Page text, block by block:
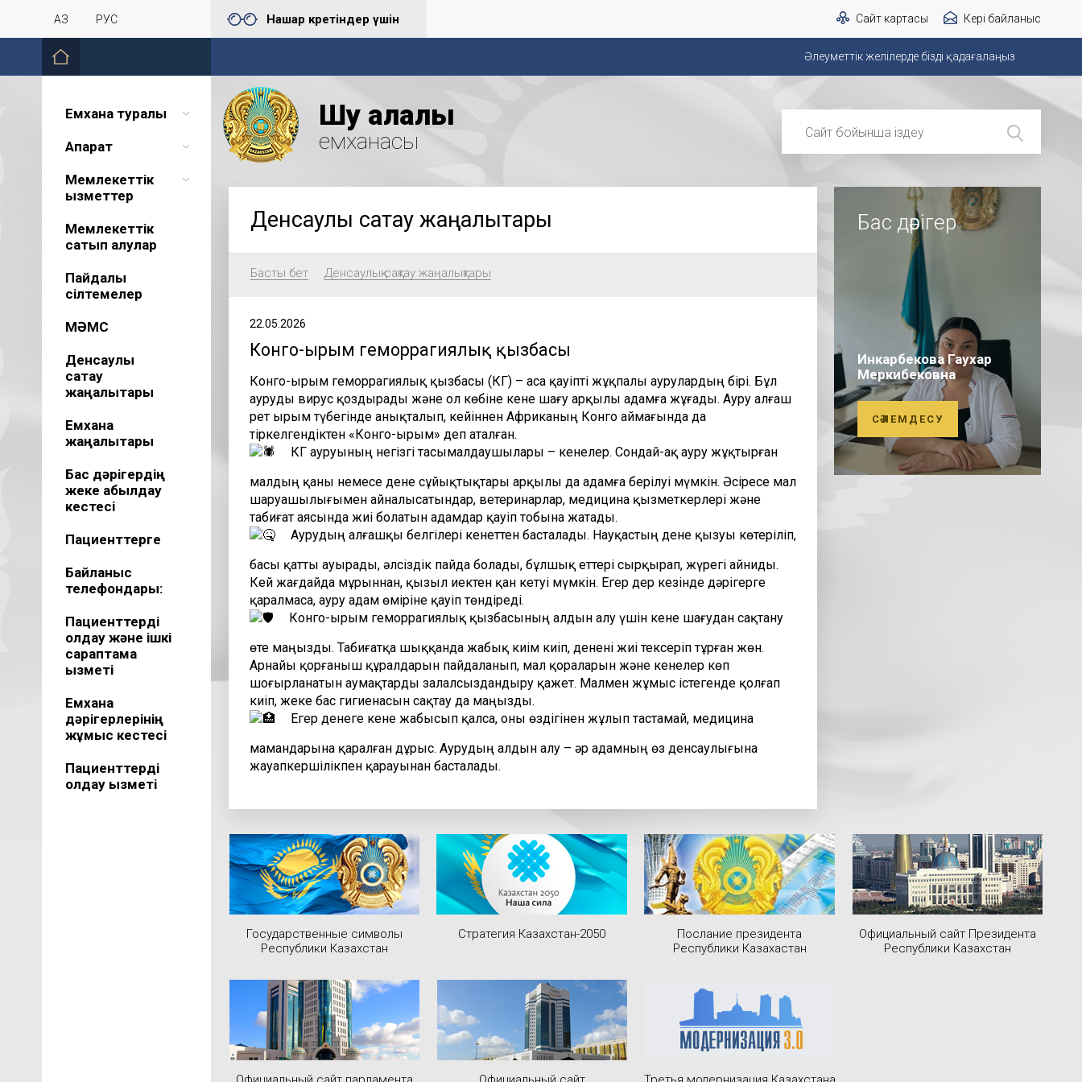
ҚАЗ РУС Нашар көретіндер үшін Сайт картасы Кері байланыс
Әлеуметтік желілерде бізді қадағалаңыз
Емхана туралы
Ақпарат
Мемлекеттік
қызметтер
Мемлекеттік
сатып алулар
Пайдалы
сілтемелер
МӘМС
Денсаулық
сақтау
жаңалықтары
Емхана
жаңалықтары
Бас дәрігердің
жеке қабылдау
кестесі
Пациенттерге
Байланыс
телефондары:
Пациенттерді
қолдау және ішкі
сараптама
қызметі
Емхана
дәрігерлерінің
жұмыс кестесі
Пациенттерді
қолдау қызметі
Шу қалалық
емханасы
Денсаулық сақтау жаңалықтары
Басты бет Денсаулық сақтау жаңалықтары
22.05.2026
Конго-Қырым геморрагиялық қызбасы
Конго-Қырым геморрагиялық қызбасы (КҚГҚ) – аса қауіпті жұқпалы аурулардың бірі. Бұл
ауруды вирус қоздырады және ол көбіне кене шағу арқылы адамға жұғады. Ауру алғаш
рет Қырым түбегінде анықталып, кейіннен Африканың Конго аймағында да
тіркелгендіктен «Конго-Қырым» деп аталған.
КҚГҚ ауруының негізгі тасымалдаушылары – кенелер. Сондай-ақ ауру жұқтырған
малдың қаны немесе дене сұйықтықтары арқылы да адамға берілуі мүмкін. Әсіресе мал
шаруашылығымен айналысатындар, ветеринарлар, медицина қызметкерлері және
табиғат аясында жиі болатын адамдар қауіп тобына жатады.
Аурудың алғашқы белгілері кенеттен басталады. Науқастың дене қызуы көтеріліп,
басы қатты ауырады, әлсіздік пайда болады, бұлшық еттері сырқырап, жүрегі айниды.
Кей жағдайда мұрыннан, қызыл иектен қан кетуі мүмкін. Егер дер кезінде дәрігерге
қаралмаса, ауру адам өміріне қауіп төндіреді.
Конго-Қырым геморрагиялық қызбасының алдын алу үшін кене шағудан сақтану
өте маңызды. Табиғатқа шыққанда жабық киім киіп, денені жиі тексеріп тұрған жөн.
Арнайы қорғаныш құралдарын пайдаланып, мал қораларын және кенелер көп
шоғырланатын аумақтарды залалсыздандыру қажет. Малмен жұмыс істегенде қолғап
киіп, жеке бас гигиенасын сақтау да маңызды.
Егер денеге кене жабысып қалса, оны өздігінен жұлып тастамай, медицина
мамандарына қаралған дұрыс. Аурудың алдын алу – әр адамның өз денсаулығына
жауапкершілікпен қарауынан басталады.
Бас дәрігер
Инкарбекова Гаухар
Меркибековна
СӘЛЕМДЕСУ
Государственные символы
Республики Казахстан
Стратегия Казахстан-2050
Послание президента
Республики Казахастан
Официальный сайт Президента
Республики Казахстан